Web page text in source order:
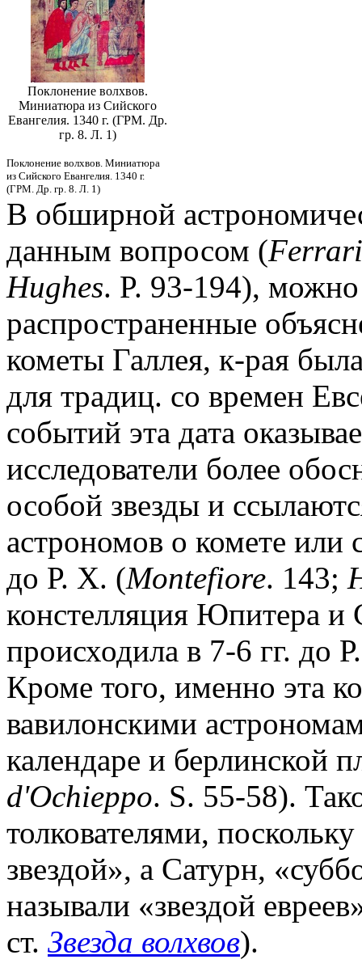
Поклонение волхвов.
Миниатюра из Сийского
Евангелия. 1340 г. (ГРМ. Др.
гр. 8. Л. 1)
Поклонение волхвов. Миниатюра
из Сийского Евангелия. 1340 г.
(ГРМ. Др. гр. 8. Л. 1)
В обширной
данным вопросом (
Hughes. P. 93-194),
распространенные
кометы Галлея, к-рая
для традиц. со времен
событий эта дата
исследователи более
особой звезды и
астрономов о комете или
до Р. Х. (Montefiore. 143;
констелляция Юпитера и
происходила в 7-6 гг. до
Кроме того, именно эта
вавилонскими
календаре и берлинской
d'Ochieppo. S. 55-58).
толкователями,
звездой», а Сатурн,
называли «звездой
ст. Звезда волхвов).